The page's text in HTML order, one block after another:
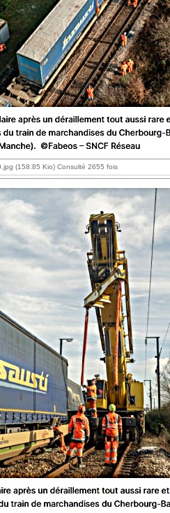
(158.85 Kio) Consulté 2655 fois